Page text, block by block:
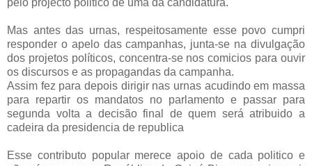
Mas antes das urnas, respeitosamente esse povo cumpri
responder o apelo das campanhas, junta-se na divulgação
dos projetos políticos, concentra-se nos comicios para ouvir
os discursos e as propagandas da campanha.
Assim fez para depois dirigir nas urnas acudindo em massa
para repartir os mandatos no parlamento e passar para
segunda volta a decisão final de quem será atribuido a
cadeira da presidencia de republica
Esse contributo popular merece apoio de cada politico e